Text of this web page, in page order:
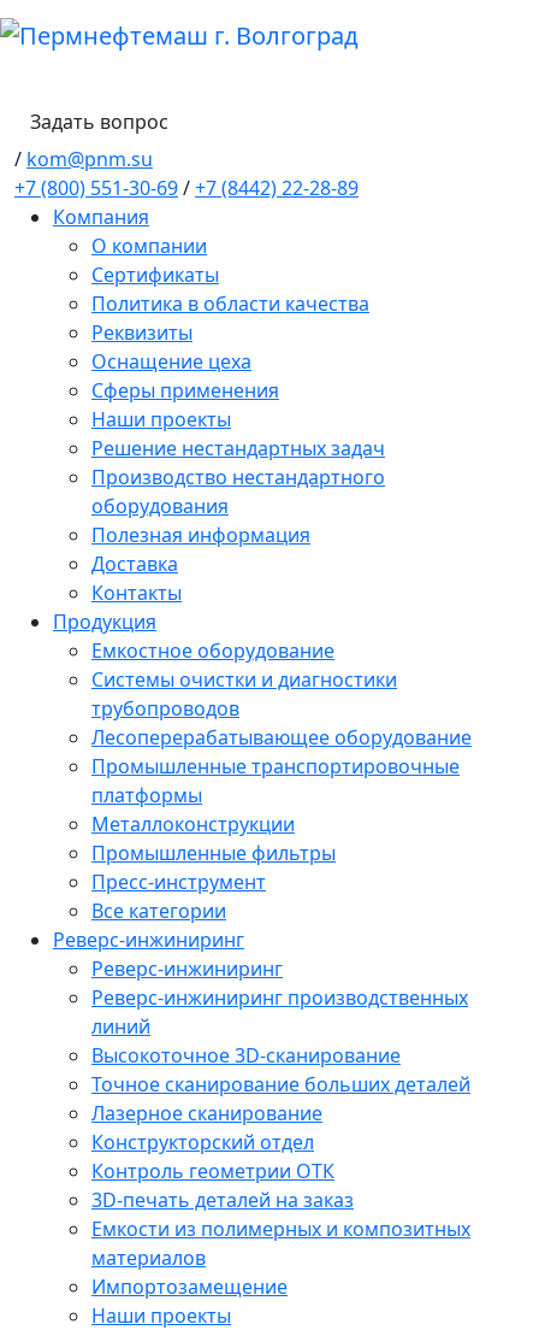
Задать вопрос
/ kom@pnm.su
+7 (800) 551-30-69/+7 (8442) 22-28-89
Компания
О компании
Сертификаты
Политика в области качества
Реквизиты
Оснащение цеха
Сферы применения
Наши проекты
Решение нестандартных задач
Производство нестандартного
оборудования
Полезная информация
Доставка
Контакты
Продукция
Емкостное оборудование
Системы очистки и диагностики
трубопроводов
Лесоперерабатывающее оборудование
Промышленные транспортировочные
платформы
Металлоконструкции
Промышленные фильтры
Пресс-инструмент
Все категории
Реверс-инжиниринг
Реверс-инжиниринг
Реверс-инжиниринг производственных
линий
Высокоточное 3D-сканирование
Точное сканирование больших деталей
Лазерное сканирование
Конструкторский отдел
Контроль геометрии ОТК
3D-печать деталей на заказ
Емкости из полимерных и композитных
материалов
Импортозамещение
Наши проекты